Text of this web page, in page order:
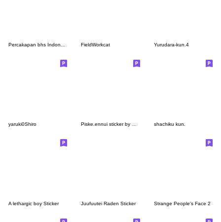
FieldWorkcat Yurudara-kun.4
yaruki0Shiro shachiku kun.
A lethargic boy Sticker Juufuutei Raden Sticker Strange People's Face 2